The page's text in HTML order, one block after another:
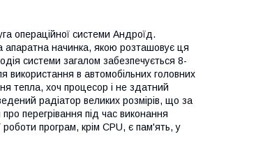
операційної системи Андроїд.
апаратна начинка, якою розташовує ця
системи загалом забезпечується 8-
в автомобільних головних
тепла, хоч процесор і не здатний
радіатор великих розмірів, що за
перегрівання під час виконання
програм, крім CPU, є пам'ять, у